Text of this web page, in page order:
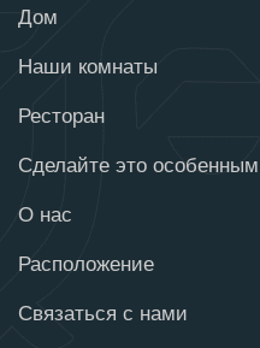
Дом
Наши комнаты
Ресторан
Сделайте это особенным
О нас
Расположение
Связаться с нами